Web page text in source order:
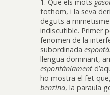
tothom, i la seva
deguts a mimetisme
indiscutible. Primer
fenomen de la
subordinada
llengua dominant,
espontàniament
ho mostra el fet
benzina, la paraula